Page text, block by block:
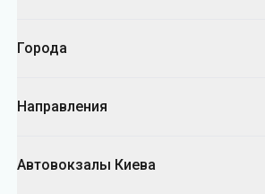
Города
Направления
Автовокзалы Киева